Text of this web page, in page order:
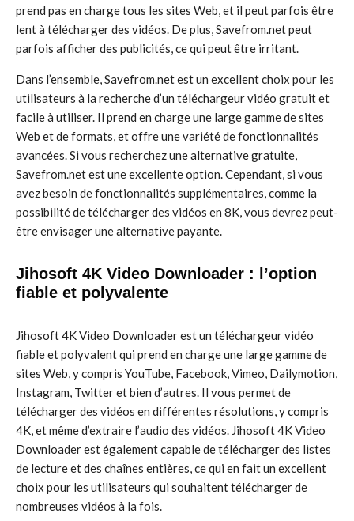
prend pas en charge tous les sites Web, et il peut parfois être
lent à télécharger des vidéos. De plus, Savefrom.net peut
parfois afficher des publicités, ce qui peut être irritant.
Dans l’ensemble, Savefrom.net est un excellent choix pour les
utilisateurs à la recherche d’un téléchargeur vidéo gratuit et
facile à utiliser. Il prend en charge une large gamme de sites
Web et de formats, et offre une variété de fonctionnalités
avancées. Si vous recherchez une alternative gratuite,
Savefrom.net est une excellente option. Cependant, si vous
avez besoin de fonctionnalités supplémentaires, comme la
possibilité de télécharger des vidéos en 8K, vous devrez peut-
être envisager une alternative payante.
Jihosoft 4K Video Downloader : l’option
fiable et polyvalente
Jihosoft 4K Video Downloader est un téléchargeur vidéo
fiable et polyvalent qui prend en charge une large gamme de
sites Web, y compris YouTube, Facebook, Vimeo, Dailymotion,
Instagram, Twitter et bien d’autres. Il vous permet de
télécharger des vidéos en différentes résolutions, y compris
4K, et même d’extraire l’audio des vidéos. Jihosoft 4K Video
Downloader est également capable de télécharger des listes
de lecture et des chaînes entières, ce qui en fait un excellent
choix pour les utilisateurs qui souhaitent télécharger de
nombreuses vidéos à la fois.